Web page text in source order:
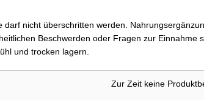
nicht überschritten werden.
Beschwerden oder Fragen zur
und trocken lagern.
Zur Zeit keine